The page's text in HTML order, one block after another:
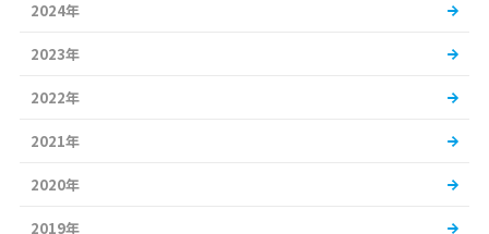
2024年
2023年
2022年
2021年
2020年
2019年